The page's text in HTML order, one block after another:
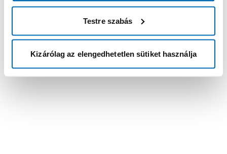
Testre szabás
Kizárólag az elengedhetetlen sütiket használja